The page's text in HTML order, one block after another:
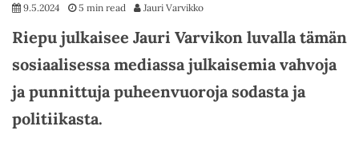
9.5.2024 5 min read Jauri Varvikko
Riepu julkaisee Jauri Varvikon luvalla tämän
sosiaalisessa mediassa julkaisemia vahvoja
ja punnittuja puheenvuoroja sodasta ja
politiikasta.